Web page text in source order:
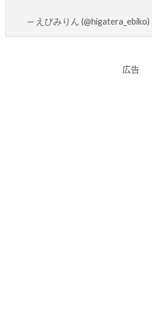
— えびみりん (@higatera_ebiko)
広告